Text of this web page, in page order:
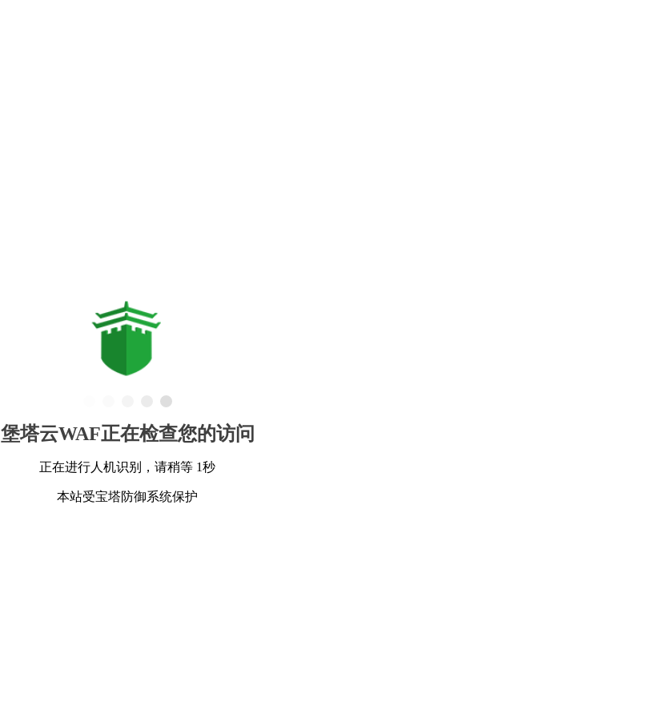
堡塔云WAF正在检查您的访问
正在进行人机识别，请稍等 1秒
本站受宝塔防御系统保护